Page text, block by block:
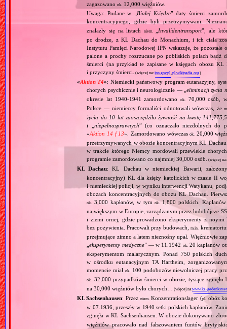
zagazowanook. 12,000 więźniów.
Uwaga: Podane w „ Białej Księdze” daty śmierci
koncentracyjnego, gdzie byli przetrzymywani.
znalazły się na listach
niem. Invalidentransport”, ale
po drodze, z KL Dachau do Monachium, i ich ciała
Instytutu Pamięci Narodowej IPN wskazuje, że
palone a prochy rozrzucane po pobliskich polach bądź
śmierci (na przykład te zapisane w księgach obozu
i przyczyny śmierci.
(więcej na:ipn.gov.pl,pl.wikipedia.org)
«Aktion T4»: Niemiecki państwowy program eutanazyjny,
chorych psychicznie i neurologicznie — „eliminacji życia
okresie lat 1940‐1941 zamordowanook.
70,000 osób,
Polsce — niemieccy formaliści odnotowali wówczas, że
życia do 10 lat zaoszczędziło żywność na kwotę
i „ niepełnosprawnych” (co oznaczało niezdolnych do
«Aktion 14 f 13». Zamordowano wówczasok. 20,000
przetrzymywanych w obozie koncentracyjnym KL
w trakcie którego Niemcy mordowali przewlekle
programie zamordowano co najmniej 30,000 osób.
(więcej
KL Dachau: KL Dachau w niemieckiej Bawarii,
koncentracyjny) KL dla księży katolickich w czasie II
i niemieckiej policji, w wyniku interwencji Watykanu,
obozach koncentracyjnych do obozu KL Dachau.
ok. 3,000 kapłanów, w tymok.1,800 polskich.
największym w Europie, zarządzanym przez ludobójcze
i ziemi ornej, gdzie prowadzono eksperymenty z
bez pożywienia. Pracowali przy budowach,m.in.
przejmujące zimno a latem nieznośny upał. Więźniowie
„eksperymenty medyczne” — w 11.1942 ok. 20 kapłanów
eksperymentom malarycznym. Ponad 750 polskich
w ośrodku eutanacyjnym TA Hartheim,
momencie miałok. 100 podobozów niewolniczej pracy
ok. 32,000 przypadków śmierci w obozie, tysiące
na 30,000 więźniów było chorych…
(więcej na:www.kz-
KL Sachsenhausen: Przez niem. Konzentrationslager (pl. obóz
w 07.1936, przeszły w 1940 setki polskich kapłanów.
zginęła w KL Sachsenhausen. W obozie dokonywano
więźniów pracowało nad fałszowaniem funtów